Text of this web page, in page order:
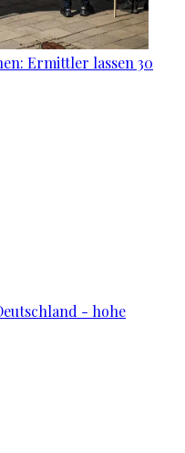
Ermittler lassen 30
- hohe